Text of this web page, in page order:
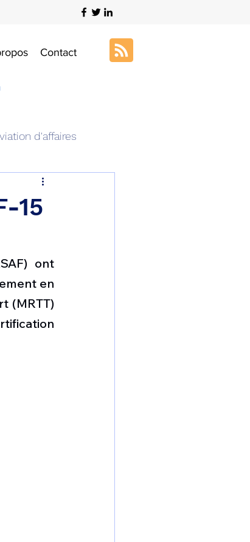
Contact
d'affaires
Art & Aviation
ESPACE
25
15
ont
en
(MRTT)